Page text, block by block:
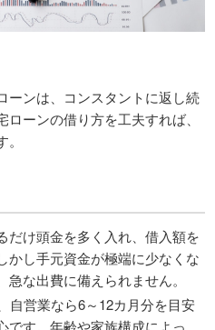
ーンは、コンスタントに返し続
ーンの借り方を工夫すれば、
だけ頭金を多く入れ、借入額を
かし手元資金が極端に少なくな
な出費に備えられません。
自営業なら6～12カ月分を目安
です。年齢や家族構成によっ